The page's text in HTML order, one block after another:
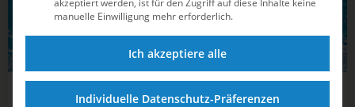
13.05.2020 16:22
akzeptiert werden, ist für den Zugriff auf diese Inhalte keine
manuelle Einwilligung mehr erforderlich.
Ich akzeptiere alle
Individuelle Datenschutz-Präferenzen